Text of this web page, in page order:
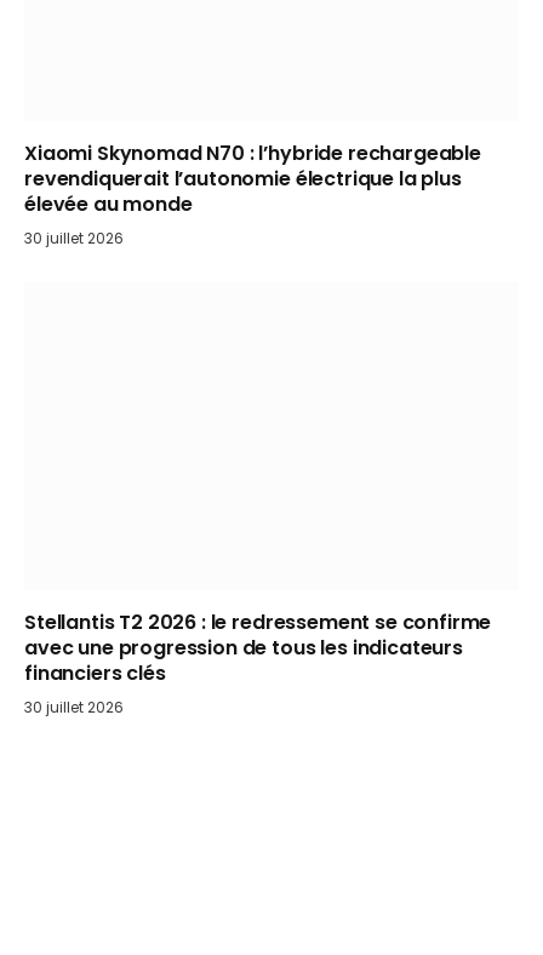
Xiaomi Skynomad N70 : l’hybride rechargeable
revendiquerait l’autonomie électrique la plus
élevée au monde
30 juillet 2026
Stellantis T2 2026 : le redressement se confirme
avec une progression de tous les indicateurs
financiers clés
30 juillet 2026